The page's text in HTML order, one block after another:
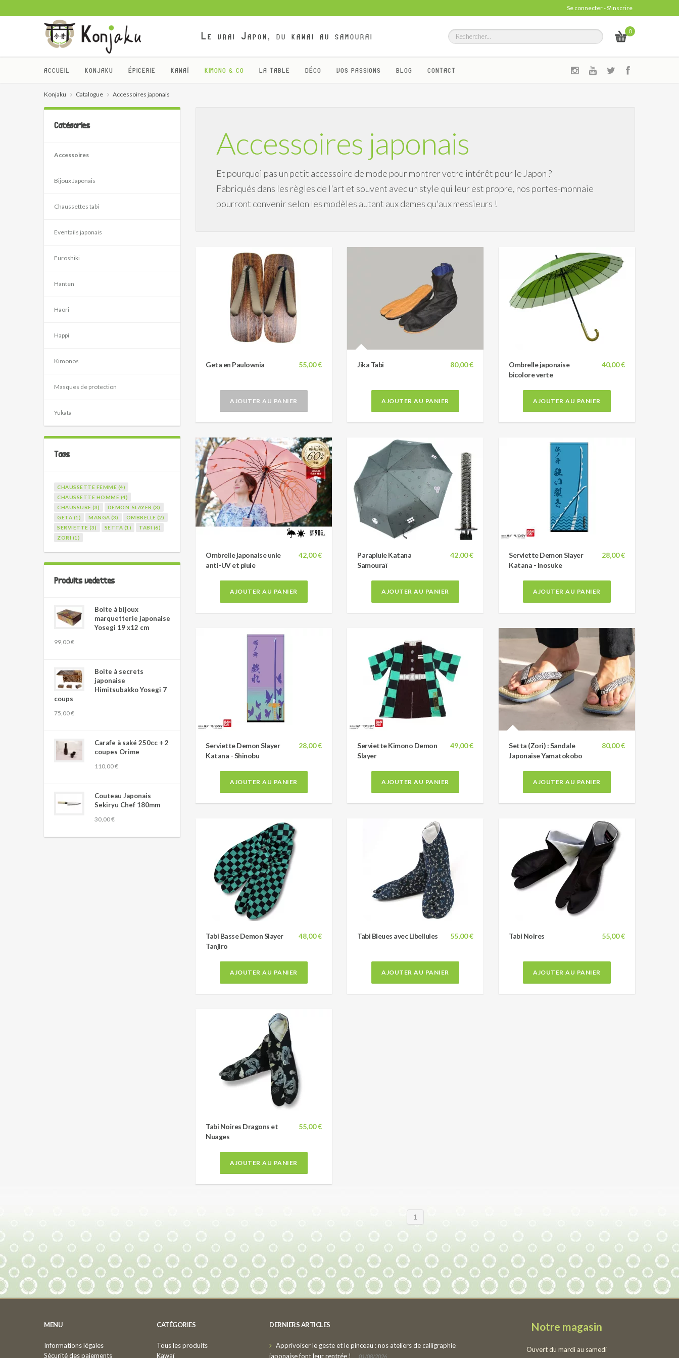
Se connecter-S'inscrire
Le vrai Japon, du kawai au samourai 0
ACCUEIL KONJAKU ÉPICERIE KAWAÏ KIMONO & CO LA TABLE DÉCO VOS PASSIONS BLOG CONTACT
Konjaku Catalogue Accessoires japonais
Catégories
Accessoires
Bijoux Japonais
Chaussettes tabi
Eventails japonais
Furoshiki
Hanten
Haori
Happi
Kimonos
Masques de protection
Yukata
Tags
CHAUSSETTE FEMME (4)
CHAUSSETTE HOMME (4)
CHAUSSURE (3)
DEMON_SLAYER (3)
GETA (1)
MANGA (3)
OMBRELLE (2)
SERVIETTE (3)
SETTA (1)
TABI (6)
ZORI (1)
Produits vedettes
Boite à bijoux
marquetterie japonaise
Yosegi 19 x12 cm
99,00 €
Boite à secrets
japonaise
Himitsubakko Yosegi 7
coups
75,00 €
Carafe à saké 250cc + 2
coupes Orime
110,00 €
Couteau Japonais
Sekiryu Chef 180mm
30,00 €
Accessoires japonais
Et pourquoi pas un petit accessoire de mode pour montrer votre intérêt pour le Japon ?
Fabriqués dans les règles de l'art et souvent avec un style qui leur est propre, nos portes-monnaie
pourront convenir selon les modèles autant aux dames qu'aux messieurs !
55,00 €
Geta en Paulownia
AJOUTER AU PANIER
80,00 €
Jika Tabi
AJOUTER AU PANIER
40,00 €
Ombrelle japonaise
bicolore verte
AJOUTER AU PANIER
42,00 €
Ombrelle japonaise unie
anti-UV et pluie
AJOUTER AU PANIER
42,00 €
Parapluie Katana
Samouraï
AJOUTER AU PANIER
28,00 €
Serviette Demon Slayer
Katana - Inosuke
AJOUTER AU PANIER
28,00 €
Serviette Demon Slayer
Katana - Shinobu
AJOUTER AU PANIER
49,00 €
Serviette Kimono Demon
Slayer
AJOUTER AU PANIER
80,00 €
Setta (Zori) : Sandale
Japonaise Yamatokobo
AJOUTER AU PANIER
48,00 €
Tabi Basse Demon Slayer
Tanjiro
AJOUTER AU PANIER
55,00 €
Tabi Bleues avec Libellules
AJOUTER AU PANIER
55,00 €
Tabi Noires
AJOUTER AU PANIER
55,00 €
Tabi Noires Dragons et
Nuages
AJOUTER AU PANIER
1
MENU
Informations légales
Sécurité des paiements
CATÉGORIES
Tous les produits
Kawaï
DERNIERS ARTICLES
Apprivoiser le geste et le pinceau : nos ateliers de calligraphie
japonaise font leur rentrée !
01/08/2026
Notre magasin
Ouvert du mardi au samedi